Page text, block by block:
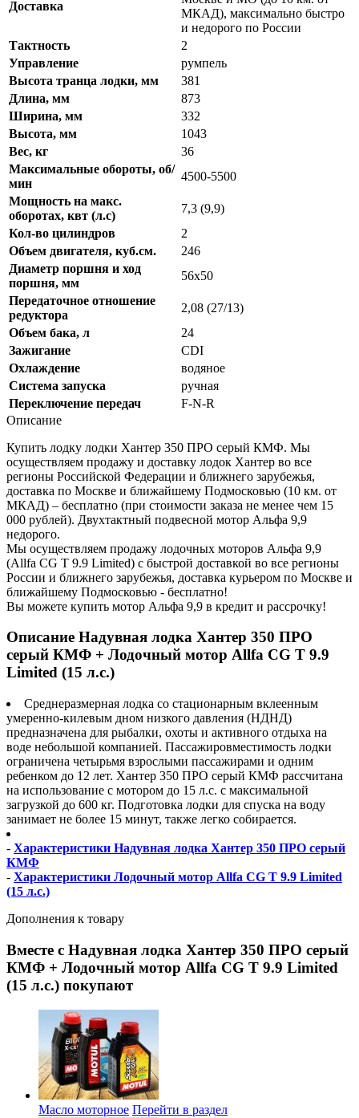
Доставка
МКАД), максимально быстро
и недорого по России
Тактность
2
Управление
румпель
Высота транца лодки, мм
381
Длина, мм
873
Ширина, мм
332
Высота, мм
1043
Вес, кг
36
Максимальные обороты, об/
мин
4500-5500
Мощность на макс.
оборотах, квт (л.с)
7,3 (9,9)
Кол-во цилиндров
2
Объем двигателя, куб.см.
246
Диаметр поршня и ход
поршня, мм
56x50
Передаточное отношение
редуктора
2,08 (27/13)
Объем бака, л
24
Зажигание
CDI
Охлаждение
водяное
Система запуска
ручная
Переключение передач
F-N-R
Описание
Купить лодку лодки Хантер 350 ПРО серый КМФ. Мы
осуществляем продажу и доставку лодок Хантер во все
регионы Российской Федерации и ближнего зарубежья,
доставка по Москве и ближайшему Подмосковью (10 км. от
МКАД) – бесплатно (при стоимости заказа не менее чем 15
000 рублей). Двухтактный подвесной мотор Альфа 9,9
недорого.
Мы осуществляем продажу лодочных моторов Альфа 9,9
(Allfa CG T 9.9 Limited) с быстрой доставкой во все регионы
России и ближнего зарубежья, доставка курьером по Москве и
ближайшему Подмосковью - бесплатно!
Вы можете купить мотор Альфа 9,9 в кредит и рассрочку!
Описание Надувная лодка Хантер 350 ПРО
серый КМФ + Лодочный мотор Allfa CG T 9.9
Limited (15 л.с.)
Среднеразмерная лодка со стационарным вклеенным
умеренно-килевым дном низкого давления (НДНД)
предназначена для рыбалки, охоты и активного отдыха на
воде небольшой компанией. Пассажировместимость лодки
ограничена четырьмя взрослыми пассажирами и одним
ребенком до 12 лет. Хантер 350 ПРО серый КМФ рассчитана
на использование с мотором до 15 л.с. с максимальной
загрузкой до 600 кг. Подготовка лодки для спуска на воду
занимает не более 15 минут, также легко собирается.
- Характеристики Надувная лодка Хантер 350 ПРО серый
КМФ
- Характеристики Лодочный мотор Allfa CG T 9.9 Limited
(15 л.с.)
Дополнения к товару
Вместе с Надувная лодка Хантер 350 ПРО серый
КМФ + Лодочный мотор Allfa CG T 9.9 Limited
(15 л.с.) покупают
Масло моторное Перейти в раздел